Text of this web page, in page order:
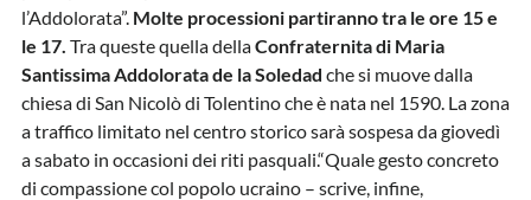
l’Addolorata”. Molte processioni partiranno tra le ore 15 e
le 17. Tra queste quella dellaConfraternita di Maria
Santissima Addolorata de la Soledad che si muove dalla
chiesa di San Nicolò di Tolentino che è nata nel 1590. La zona
a traffico limitato nel centro storico sarà sospesa da giovedì
a sabato in occasioni dei riti pasquali.“Quale gesto concreto
di compassione col popolo ucraino – scrive, infine,